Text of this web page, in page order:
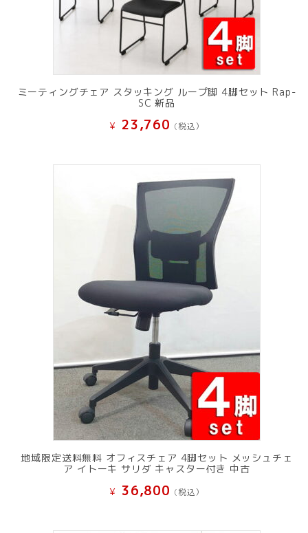
ミーティングチェア スタッキング ループ脚 4脚セット Rap-
SC 新品
¥ 23,760 (税込）
地域限定送料無料 オフィスチェア 4脚セット メッシュチェ
ア イトーキ サリダ キャスター付き 中古
¥ 36,800 (税込）